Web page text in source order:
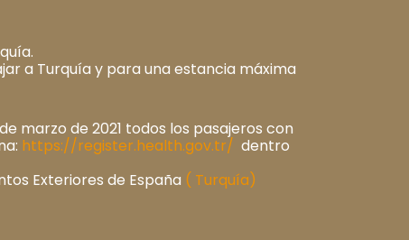
a Turquía y para una estancia máxima
marzo de 2021 todos los pasajeros con
https://register.health.gov.tr/ dentro
Exteriores de España ( Turquía)